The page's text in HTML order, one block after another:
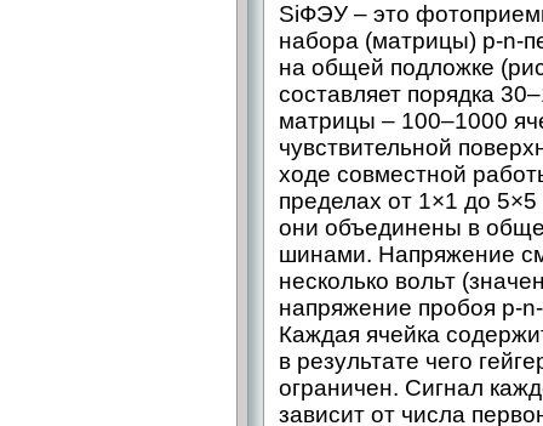
SiФЭУ – это
набора (матрицы) p-n-
на общей подложке
составляет порядка
матрицы – 100–1000
чувствительной
ходе совместной
пределах от 1×1 до
они объединены в
шинами. Напряжение
несколько вольт
напряжение пробоя p-
Каждая ячейка
в результате чего
ограничен. Сигнал
зависит от числа